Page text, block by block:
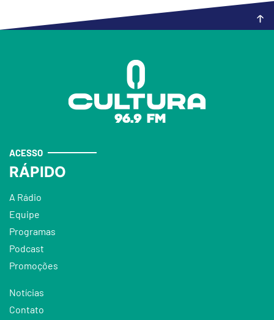
ACESSO
RÁPIDO
A Rádio
Equipe
Programas
Podcast
Promoções
Notícias
Contato